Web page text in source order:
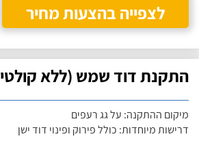
לצפייה בהצעות מחיר
התקנת דוד שמש (ללא קולטים), 80
מיקום ההתקנה: על גג רעפים
דרישות מיוחדות: כולל פירוק ופינוי דוד ישן